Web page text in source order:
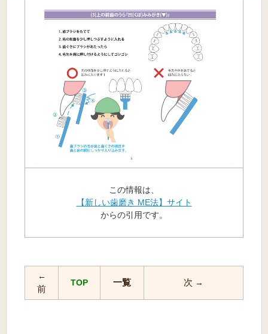
この情報は、
【新しい歯磨き ME法】サイト
からの引用です。
←
前
TOP 一覧 次 →